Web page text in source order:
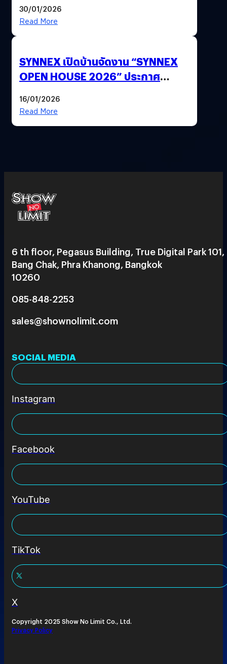
30/01/2026
Read More
SYNNEX เปิดบ้านจัดงาน “SYNNEX
OPEN HOUSE 2026” ประกาศ
ได้ 53,000 ล้านบาท
16/01/2026
Read More
6 th floor, Pegasus Building, True Digital Park 101,
Bang Chak, Phra Khanong, Bangkok
10260
085-848-2253
sales@shownolimit.com
SOCIAL MEDIA
Instagram
Facebook
YouTube
TikTok
X
Copyright 2025 Show No Limit Co., Ltd.
Privacy Policy